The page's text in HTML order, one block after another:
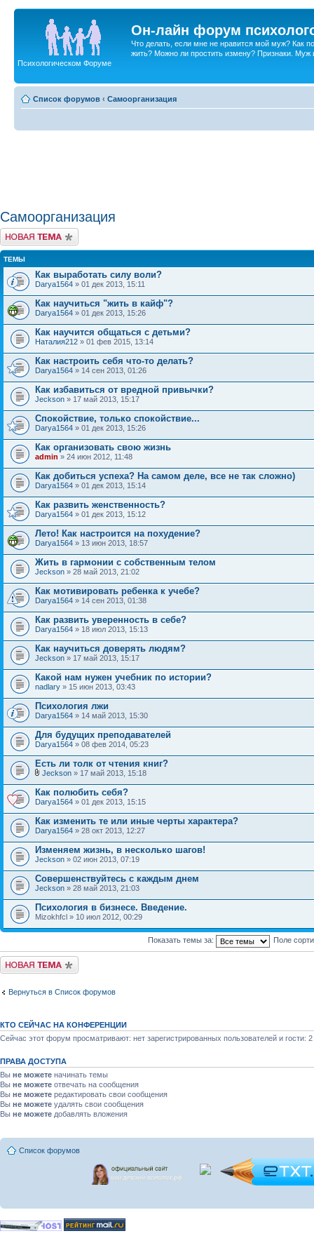
Он-лайн форум
Что делать, если мне не нравится мой муж? Как
жить? Можно ли простить измену? Признаки. Муж
Психологическом Форуме
Список форумов ‹ Самоорганизация
Самоорганизация
Новая тема
ТЕМЫ
Как выработать силу воли?
Darya1564 » 01 дек 2013, 15:11
Как научиться "жить в кайф"?
Darya1564 » 01 дек 2013, 15:26
Как научится общаться с детьми?
Наталия212 » 01 фев 2015, 13:14
Как настроить себя что-то делать?
Darya1564 » 14 сен 2013, 01:26
Как избавиться от вредной привычки?
Jeckson » 17 май 2013, 15:17
Спокойствие, только спокойствие...
Darya1564 » 01 дек 2013, 15:26
Как организовать свою жизнь
admin » 24 июн 2012, 11:48
Как добиться успеха? На самом деле, все не так сложно)
Darya1564 » 01 дек 2013, 15:14
Как развить женственность?
Darya1564 » 01 дек 2013, 15:12
Лето! Как настроится на похудение?
Darya1564 » 13 июн 2013, 18:57
Жить в гармонии с собственным телом
Jeckson » 28 май 2013, 21:02
Как мотивировать ребенка к учебе?
Darya1564 » 14 сен 2013, 01:38
Как развить уверенность в себе?
Darya1564 » 18 июл 2013, 15:13
Как научиться доверять людям?
Jeckson » 17 май 2013, 15:17
Какой нам нужен учебник по истории?
nadlary » 15 июн 2013, 03:43
Психология лжи
Darya1564 » 14 май 2013, 15:30
Для будущих преподавателей
Darya1564 » 08 фев 2014, 05:23
Есть ли толк от чтения книг?
Jeckson » 17 май 2013, 15:18
Как полюбить себя?
Darya1564 » 01 дек 2013, 15:15
Как изменить те или иные черты характера?
Darya1564 » 28 окт 2013, 12:27
Изменяем жизнь, в несколько шагов!
Jeckson » 02 июн 2013, 07:19
Совершенствуйтесь с каждым днем
Jeckson » 28 май 2013, 21:03
Психология в бизнесе. Введение.
Mizokhfcl » 10 июл 2012, 00:29
Показать темы за: Поле
Новая тема
Вернуться в Список форумов
КТО СЕЙЧАС НА КОНФЕРЕНЦИИ
Сейчас этот форум просматривают: нет зарегистрированных пользователей и гости: 2
ПРАВА ДОСТУПА
Вы не можете начинать темы
Вы не можете отвечать на сообщения
Вы не можете редактировать свои сообщения
Вы не можете удалять свои сообщения
Вы не можете добавлять вложения
Список форумов